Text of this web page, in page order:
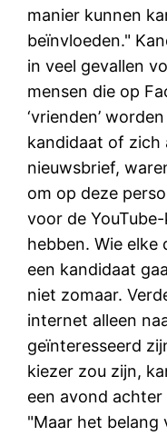
manier kunnen
beïnvloeden."
in veel gevallen
mensen die op
‘vrienden’
kandidaat of zich
nieuwsbrief,
om op deze
voor de
hebben. Wie elke
een kandidaat
niet zomaar.
internet alleen
geïnteresseerd
kiezer zou zijn,
een avond achter
"Maar het